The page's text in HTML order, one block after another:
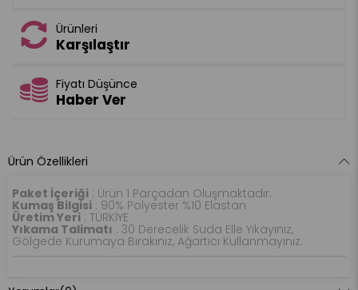
Ürünleri
Karşılaştır
Fiyatı Düşünce
Haber Ver
Ürün Özellikleri
Paket İçeriği : Ürün 1 Parçadan Oluşmaktadır.
Kumaş Bilgisi : 90% Polyester %10 Elastan
Üretim Yeri : TÜRKİYE
Yıkama Talimatı : 30 Derecelik Suda Elle Yıkayınız,
Gölgede Kurumaya Bırakınız, Ağartıcı Kullanmayınız.